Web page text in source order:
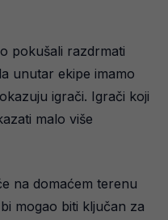
pokušali razdrmati
unutar ekipe imamo
igrači. Igrači koji
malo više
na domaćem terenu
mogao biti ključan za